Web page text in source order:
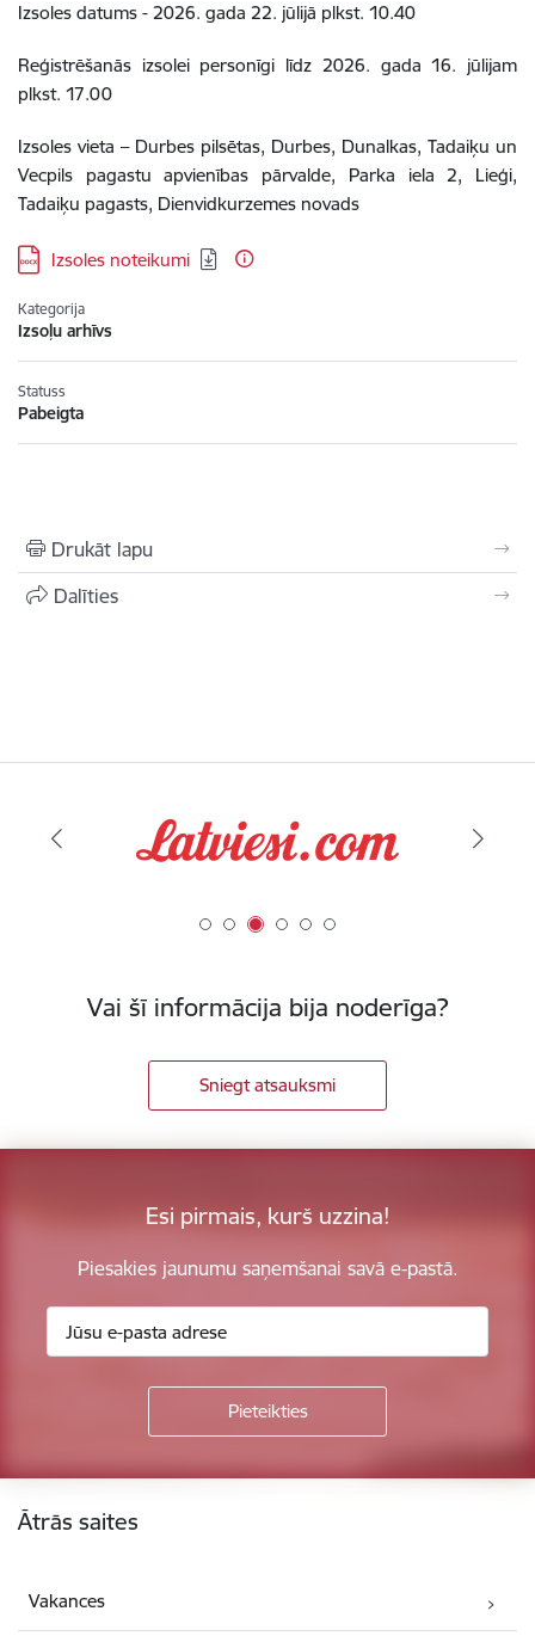
Izsoles datums - 2026. gada 22. jūlijā plkst. 10.40
Reģistrēšanās izsolei personīgi līdz 2026. gada 16. jūlijam
plkst. 17.00
Izsoles vieta – Durbes pilsētas, Durbes, Dunalkas, Tadaiķu un
Vecpils pagastu apvienības pārvalde, Parka iela 2, Lieģi,
Tadaiķu pagasts, Dienvidkurzemes novads
Lejupielādēt:
Izsoles noteikumi
Kategorija
Izsoļu arhīvs
Statuss
Pabeigta
Drukāt lapu
Dalīties
Vai šī informācija bija noderīga?
Sniegt atsauksmi
Esi pirmais, kurš uzzina!
Piesakies jaunumu saņemšanai savā e-pastā.
Ātrās saites
Vakances